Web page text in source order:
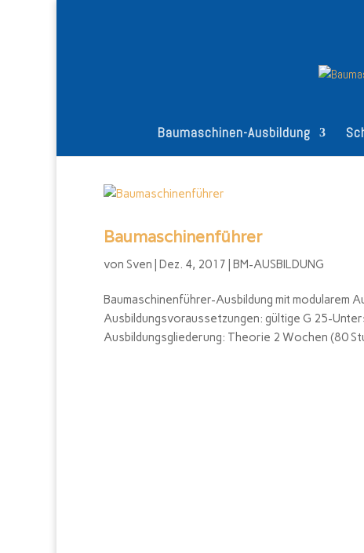
Baumaschinen-Ausbildung
Baumaschinenführer
von Sven Dez. 4, 2017 BM-AUSBILDUNG
Baumaschinenführer-Ausbildung mit modularem
Ausbildungsvoraussetzungen: gültige G 25-
Ausbildungsgliederung: Theorie 2 Wochen (80